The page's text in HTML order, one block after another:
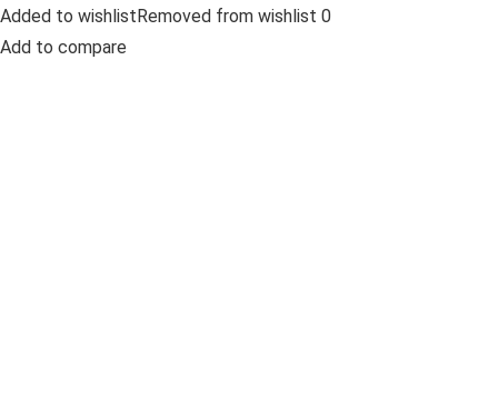
Added to wishlistRemoved from wishlist 0
Add to compare